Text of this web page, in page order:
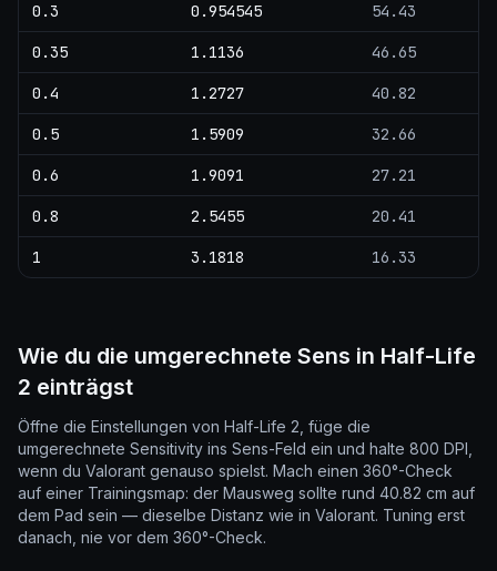
0.3 0.954545 54.43
0.35 1.1136 46.65
0.4 1.2727 40.82
0.5 1.5909 32.66
0.6 1.9091 27.21
0.8 2.5455 20.41
1 3.1818 16.33
Wie du die umgerechnete Sens in Half-Life
2 einträgst
Öffne die Einstellungen von Half-Life 2, füge die
umgerechnete Sensitivity ins Sens-Feld ein und halte 800 DPI,
wenn du Valorant genauso spielst. Mach einen 360°-Check
auf einer Trainingsmap: der Mausweg sollte rund 40.82 cm auf
dem Pad sein — dieselbe Distanz wie in Valorant. Tuning erst
danach, nie vor dem 360°-Check.